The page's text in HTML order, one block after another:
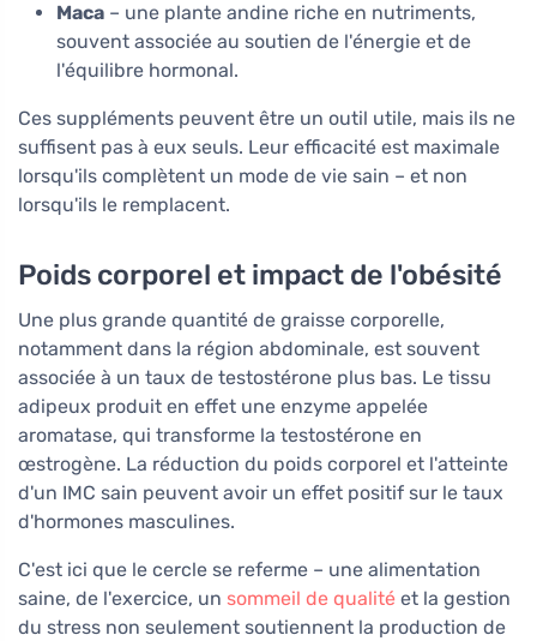
Maca – une plante andine riche en nutriments,
souvent associée au soutien de l'énergie et de
l'équilibre hormonal.
Ces suppléments peuvent être un outil utile, mais ils ne
suffisent pas à eux seuls. Leur efficacité est maximale
lorsqu'ils complètent un mode de vie sain – et non
lorsqu'ils le remplacent.
Poids corporel et impact de l'obésité
Une plus grande quantité de graisse corporelle,
notamment dans la région abdominale, est souvent
associée à un taux de testostérone plus bas. Le tissu
adipeux produit en effet une enzyme appelée
aromatase, qui transforme la testostérone en
œstrogène. La réduction du poids corporel et l'atteinte
d'un IMC sain peuvent avoir un effet positif sur le taux
d'hormones masculines.
C'est ici que le cercle se referme – une alimentation
saine, de l'exercice, un sommeil de qualité et la gestion
du stress non seulement soutiennent la production de